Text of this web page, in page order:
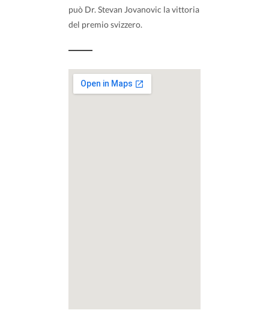
può Dr. Stevan Jovanovic la vittoria
del premio svizzero.